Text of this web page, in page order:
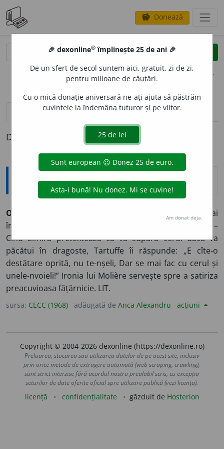
savings Donează
clear
opțiuni
definiții (1)
Definiția cu ID-ul 1331225:
Expresii și citate
On trouve avec le ciel des accomodements
(fr. „Te mai
învoiești și cu cerul)” – Molière (
, act. IV, sc. 5) –
Cînd Elmira pretextează că va supăra cerul dacă va
păcătui în dragoste, Tartuffe îi răspunde: „E cîte-o
destătare oprită, nu te-nșeli, Dar se mai fac cu cerul și
unele-nvoieli!” Ironia lui Molière servește spre a satiriza
preacuvioasa fățărnicie. LIT.
sursa: CECC (1968) adăugată de Anca Alexandru acțiuni
Copyright © 2004-2026 dexonline (https://dexonline.ro)
Preluarea, stocarea sau utilizarea datelor de pe acest site, inclusiv
prin orice metode de extragere automată (web scraping, crawling),
sunt strict interzise fără acordul nostru prealabil scris, cu excepția
seturilor de date oferite oficial spre utilizare publică (vezi licența).
licență confidențialitate găzduit de Hosterion
🎉 dexonline® împlinește 25 de ani 🎉
De un sfert de secol suntem aici, gratuit, zi de zi,
pentru milioane de căutări.
Cu o mică donație aniversară ne-ați ajuta să păstrăm
cuvintele la îndemâna tuturor și pe viitor.
Am donat deja.